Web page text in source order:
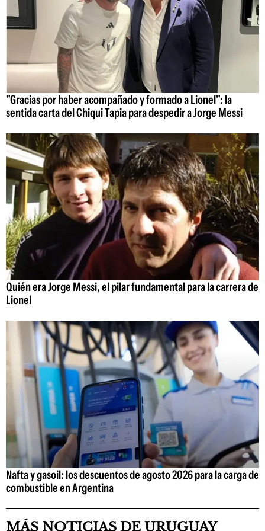
"Gracias por haber acompañado y formado a Lionel": la
sentida carta del Chiqui Tapia para despedir a Jorge Messi
Quién era Jorge Messi, el pilar fundamental para la carrera de
Lionel
Nafta y gasoil: los descuentos de agosto 2026 para la carga de
combustible en Argentina
MÁS NOTICIAS DE URUGUAY